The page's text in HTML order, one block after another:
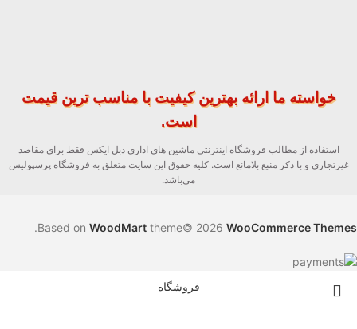
خواسته ما ارائه بهترین کیفیت با مناسب ترین قیمت
است.
استفاده از مطالب فروشگاه اینترنتی ماشین های اداری دبل ایکس فقط برای مقاصد
غیرتجاری و با ذکر منبع بلامانع است. کلیه حقوق این سایت متعلق به فروشگاه پرسپولیس
می‌باشد.
Based on WoodMart theme© 2026 WooCommerce Themes
.
فروشگاه